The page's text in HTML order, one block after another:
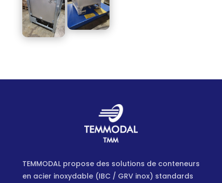
TEMMODAL propose des solutions de conteneurs
en acier inoxydable (IBC / GRV inox) standards